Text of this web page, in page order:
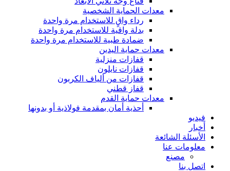
معدات الحماية الشخصية
رداء واقٍ للاستخدام مرة واحدة
بدلة واقية للاستخدام مرة واحدة
ضمادة طبية للاستخدام مرة واحدة
معدات حماية اليدين
قفازات منزلية
قفازات نايلون
قفازات من ألياف الكربون
قفاز قطني
معدات حماية القدم
أحذية أمان بمقدمة فولاذية أو بدونها
فيديو
أخبار
الأسئلة الشائعة
معلومات عنا
مصنع
اتصل بنا